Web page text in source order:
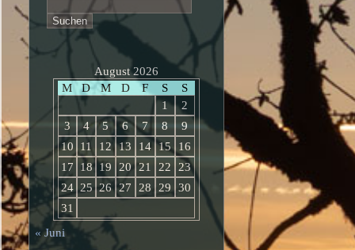
nach:
August 2026
M
D M D F S
S
1
2
3
4 5 6 7 8
9
10
11 12 13 14 15
16
17
18 19 20 21 22
23
24 25 26 27 28 29
30
31
« Juni